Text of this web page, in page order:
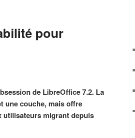
pour
de LibreOffice 7.2. La
une couche, mais offre
utilisateurs migrant depuis